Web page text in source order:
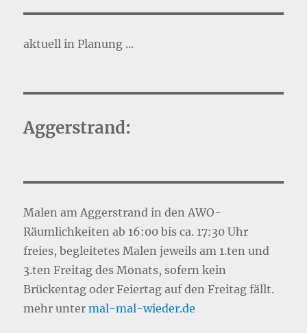
aktuell in Planung ...
Aggerstrand:
Malen am Aggerstrand in den AWO-
Räumlichkeiten ab 16:00 bis ca. 17:30 Uhr
freies, begleitetes Malen jeweils am 1.ten und
3.ten Freitag des Monats, sofern kein
Brückentag oder Feiertag auf den Freitag fällt.
mehr untermal-mal-wieder.de